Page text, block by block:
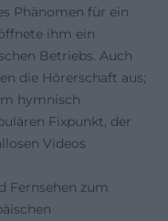
Phänomen für ein
ihm ein
Betriebs. Auch
die Hörerschaft aus;
hymnisch
Fixpunkt, der
Videos
Fernsehen zum